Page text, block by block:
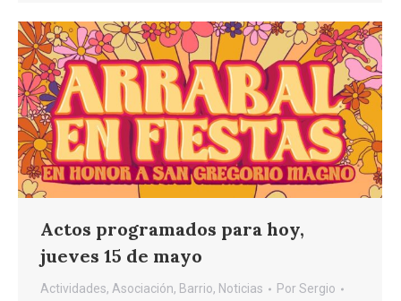
Actos programados para hoy,
jueves 15 de mayo
Actividades, Asociación, Barrio, Noticias PorSergio